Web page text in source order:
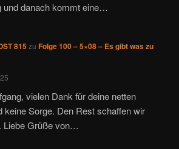
und danach kommt eine…
815zu Folge 100 – 5×08 – Es gibt was zu
vielen Dank für deine netten
keine Sorge. Den Rest schaffen wir
Liebe Grüße von…